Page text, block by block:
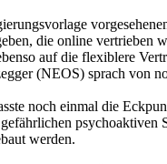
die online vertrieben
auf die flexiblere
(NEOS) sprach von
noch einmal die
werden.